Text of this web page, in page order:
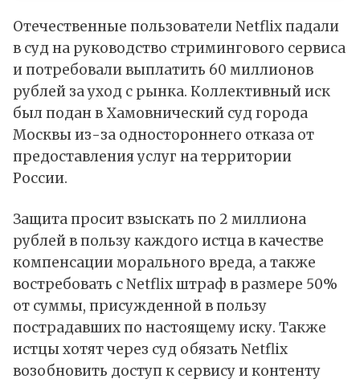
Отечественные пользователи Netflixпадали
в суд на руководство стримингового сервиса
и потребовали выплатить 60 миллионов
рублей за уход с рынка. Коллективный иск
был подан в Хамовнический суд города
Москвы из-за одностороннего отказа от
предоставления услуг на территории
России.
Защита просит взыскать по 2 миллиона
рублей в пользу каждого истца в качестве
компенсации морального вреда, а также
востребовать с Netflix штраф в размере 50%
от суммы, присужденной в пользу
пострадавших по настоящему иску. Также
истцы хотят через суд обязать Netflix
возобновить доступ к сервису и контенту